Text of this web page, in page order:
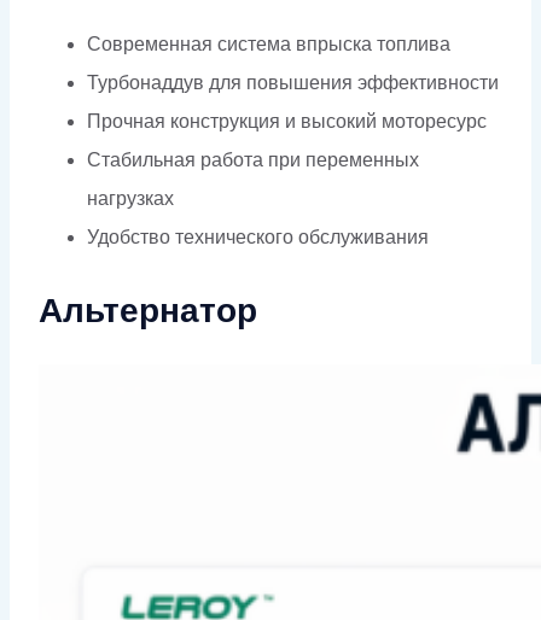
Современная система впрыска топлива
Турбонаддув для повышения эффективности
Прочная конструкция и высокий моторесурс
Стабильная работа при переменных
нагрузках
Удобство технического обслуживания
Альтернатор